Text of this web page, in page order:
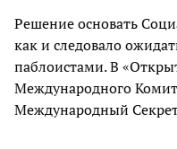
Решение основать
как и следовало
паблоистами. В
Международного
Международный